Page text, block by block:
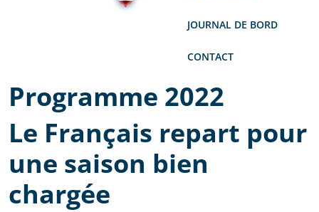
JOURNAL DE BORD
CONTACT
Programme 2022
Le Français repart pour
une saison bien
chargée